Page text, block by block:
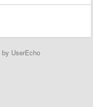
by UserEcho